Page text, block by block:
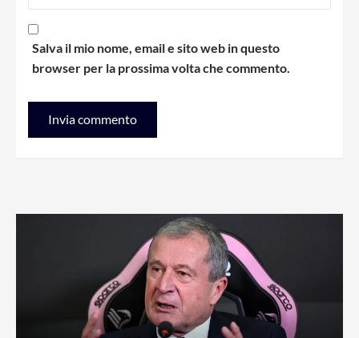
Salva il mio nome, email e sito web in questo
browser per la prossima volta che commento.